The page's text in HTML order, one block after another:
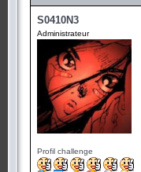
S0410N3
Administrateur
Profil challenge